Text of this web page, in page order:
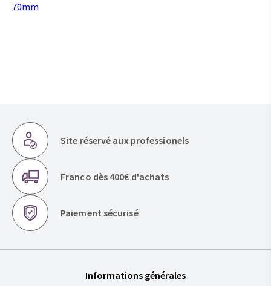
70mm
Site réservé aux professionels
Franco dès 400€ d'achats
Paiement sécurisé
Informations générales